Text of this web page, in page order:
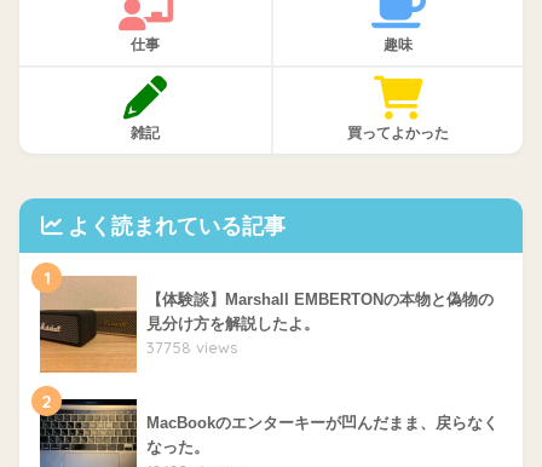
仕事 趣味
雑記 買ってよかった
よく読まれている記事
1
【体験談】Marshall EMBERTONの本物と偽物の
見分け方を解説したよ。
37758 views
2
MacBookのエンターキーが凹んだまま、戻らなく
なった。